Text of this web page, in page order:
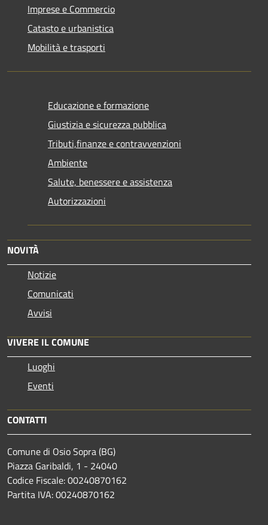
Imprese e Commercio
Catasto e urbanistica
Mobilità e trasporti
Educazione e formazione
Giustizia e sicurezza pubblica
Tributi,finanze e contravvenzioni
Ambiente
Salute, benessere e assistenza
Autorizzazioni
NOVITÀ
Notizie
Comunicati
Avvisi
VIVERE IL COMUNE
Luoghi
Eventi
CONTATTI
Comune di Osio Sopra (BG)
Piazza Garibaldi, 1 - 24040
Codice Fiscale: 00240870162
Partita IVA: 00240870162